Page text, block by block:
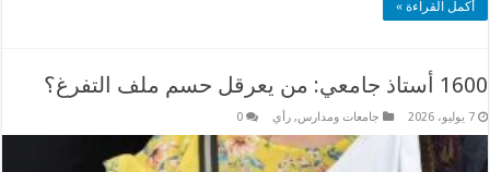
أكمل القراءة »
1600 أستاذ جامعي: من يعرقل حسم ملف التفرغ؟
7 يوليو، 2026 جامعات ومدارس,رأي 0